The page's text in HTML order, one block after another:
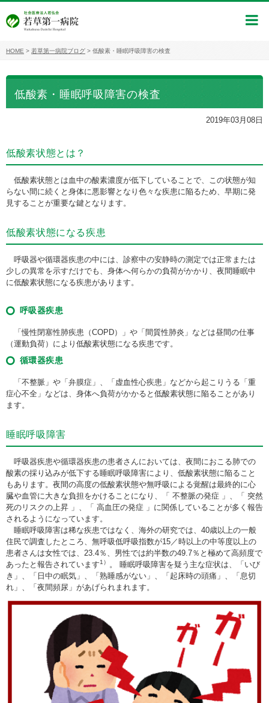
HOME > 若草第一病院ブログ > 低酸素・睡眠呼吸障害の検査
低酸素・睡眠呼吸障害の検査
2019年03月08日
低酸素状態とは？
低酸素状態とは血中の酸素濃度が低下していることで、この状態が知
らない間に続くと身体に悪影響となり色々な疾患に陥るため、早期に発
見することが重要な鍵となります。
低酸素状態になる疾患
呼吸器や循環器疾患の中には、診察中の安静時の測定では正常または
少しの異常を示すだけでも、身体へ何らかの負荷がかかり、夜間睡眠中
に低酸素状態になる疾患があります。
呼吸器疾患
「慢性閉塞性肺疾患（COPD）」や「間質性肺炎」などは昼間の仕事
（運動負荷）により低酸素状態になる疾患です。
循環器疾患
「不整脈」や「弁膜症」、「虚血性心疾患」などから起こりうる「重
症心不全」などは、身体へ負荷がかかると低酸素状態に陥ることがあり
ます。
睡眠呼吸障害
呼吸器疾患や循環器疾患の患者さんにおいては、夜間におこる肺での
酸素の採り込みが低下する睡眠呼吸障害により、低酸素状態に陥ること
もあります。夜間の高度の低酸素状態や無呼吸による覚醒は最終的に心
臓や血管に大きな負担をかけることになり、「 不整脈の発症 」、「 突然
死のリスクの上昇 」、「 高血圧の発症 」に関係していることが多く報告
されるようになっています。
睡眠呼吸障害は稀な疾患ではなく、海外の研究では、40歳以上の一般
住民で調査したところ、無呼吸低呼吸指数が15／時以上の中等度以上の
患者さんは女性では、23.4％、男性では約半数の49.7％と極めて高頻度で
あったと報告されています1） 。 睡眠呼吸障害を疑う主な症状は、「いび
き」、「日中の眠気」、「熟睡感がない」、「起床時の頭痛」、「息切
れ」、「夜間頻尿」があげられまれます。